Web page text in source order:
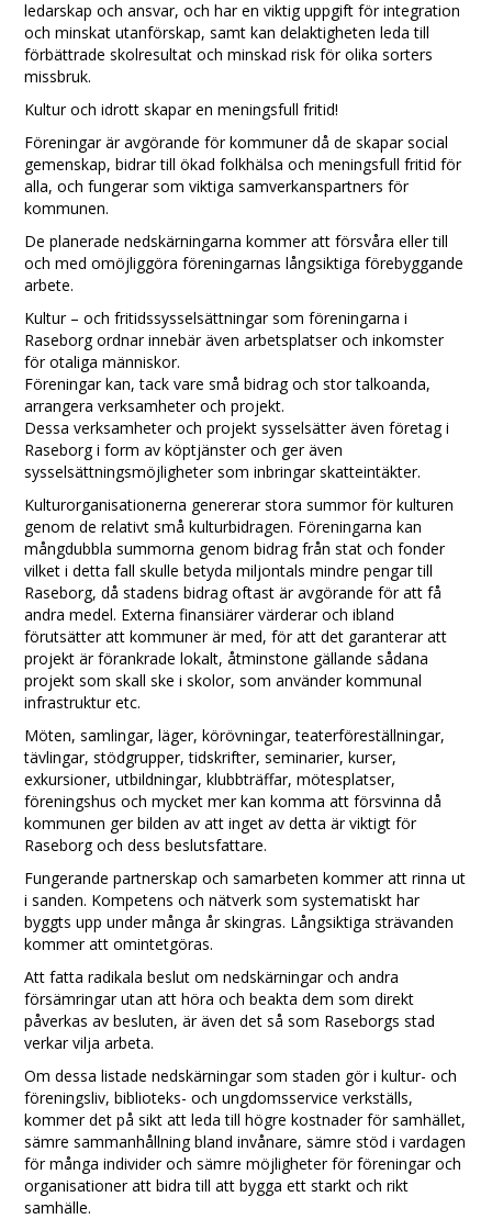
ledarskap och ansvar, och har en viktig uppgift för integration
och minskat utanförskap, samt kan delaktigheten leda till
förbättrade skolresultat och minskad risk för olika sorters
missbruk.
Kultur och idrott skapar en meningsfull fritid!
Föreningar är avgörande för kommuner då de skapar social
gemenskap, bidrar till ökad folkhälsa och meningsfull fritid för
alla, och fungerar som viktiga samverkanspartners för
kommunen.
De planerade nedskärningarna kommer att försvåra eller till
och med omöjliggöra föreningarnas långsiktiga förebyggande
arbete.
Kultur – och fritidssysselsättningar som föreningarna i
Raseborg ordnar innebär även arbetsplatser och inkomster
för otaliga människor.
Föreningar kan, tack vare små bidrag och stor talkoanda,
arrangera verksamheter och projekt.
Dessa verksamheter och projekt sysselsätter även företag i
Raseborg i form av köptjänster och ger även
sysselsättningsmöjligheter som inbringar skatteintäkter.
Kulturorganisationerna genererar stora summor för kulturen
genom de relativt små kulturbidragen. Föreningarna kan
mångdubbla summorna genom bidrag från stat och fonder
vilket i detta fall skulle betyda miljontals mindre pengar till
Raseborg, då stadens bidrag oftast är avgörande för att få
andra medel. Externa finansiärer värderar och ibland
förutsätter att kommuner är med, för att det garanterar att
projekt är förankrade lokalt, åtminstone gällande sådana
projekt som skall ske i skolor, som använder kommunal
infrastruktur etc.
Möten, samlingar, läger, körövningar, teaterföreställningar,
tävlingar, stödgrupper, tidskrifter, seminarier, kurser,
exkursioner, utbildningar, klubbträffar, mötesplatser,
föreningshus och mycket mer kan komma att försvinna då
kommunen ger bilden av att inget av detta är viktigt för
Raseborg och dess beslutsfattare.
Fungerande partnerskap och samarbeten kommer att rinna ut
i sanden. Kompetens och nätverk som systematiskt har
byggts upp under många år skingras. Långsiktiga strävanden
kommer att omintetgöras.
Att fatta radikala beslut om nedskärningar och andra
försämringar utan att höra och beakta dem som direkt
påverkas av besluten, är även det så som Raseborgs stad
verkar vilja arbeta.
Om dessa listade nedskärningar som staden gör i kultur- och
föreningsliv, biblioteks- och ungdomsservice verkställs,
kommer det på sikt att leda till högre kostnader för samhället,
sämre sammanhållning bland invånare, sämre stöd i vardagen
för många individer och sämre möjligheter för föreningar och
organisationer att bidra till att bygga ett starkt och rikt
samhälle.